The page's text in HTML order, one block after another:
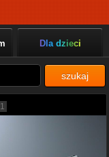
Dla dzieci
szukaj